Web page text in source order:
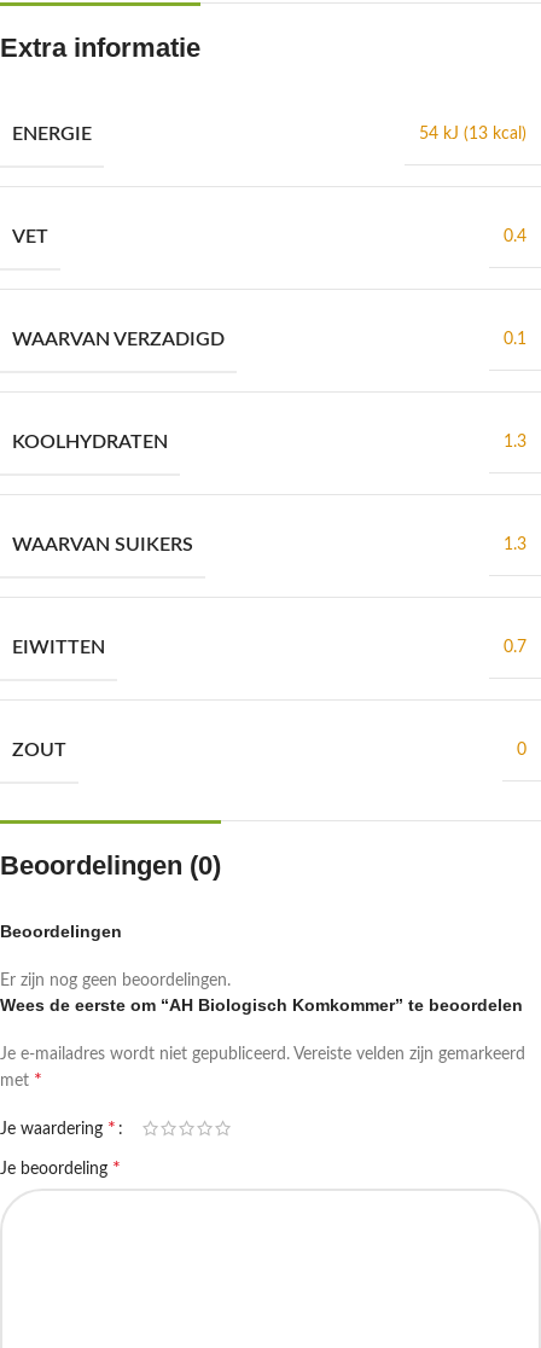
Extra informatie
ENERGIE 54 kJ (13 kcal)
VET 0.4
WAARVAN VERZADIGD 0.1
KOOLHYDRATEN 1.3
WAARVAN SUIKERS 1.3
EIWITTEN 0.7
ZOUT 0
Beoordelingen (0)
Beoordelingen
Er zijn nog geen beoordelingen.
Wees de eerste om “AH Biologisch Komkommer” te beoordelen
Je e-mailadres wordt niet gepubliceerd. Vereiste velden zijn gemarkeerd
met *
Je waardering *
Je beoordeling *